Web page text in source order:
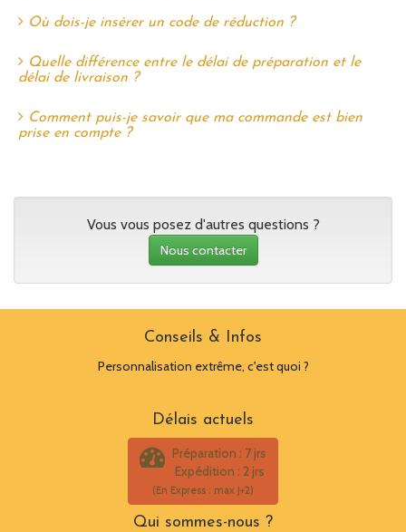
Où dois-je insérer un code de réduction ?
Quelle différence entre le délai de préparation et le
délai de livraison ?
Comment puis-je savoir que ma commande est bien
prise en compte ?
Vous vous posez d'autres questions ?
Nous contacter
Conseils & Infos
Personnalisation extrême, c'est quoi ?
Délais actuels
Préparation : 7 jrs
Expédition : 2 jrs
(En Express : max J+2)
Qui sommes-nous ?